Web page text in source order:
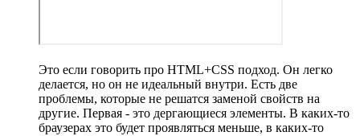
Это если говорить про HTML+CSS подход. Он легко
делается, но он не идеальный внутри. Есть две
проблемы, которые не решатся заменой свойств на
другие. Первая - это дергающиеся элементы. В каких-то
браузерах это будет проявляться меньше, в каких-то